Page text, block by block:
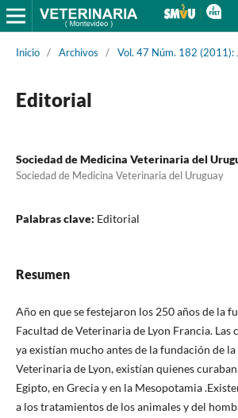
Inicio / Archivos / Vol. 47 Núm. 182 (2011):
Editorial
Sociedad de Medicina Veterinaria del
Sociedad de Medicina Veterinaria del Uruguay
Palabras clave: Editorial
Resumen
Año en que se festejaron los 250 años de la
Facultad de Veterinaria de Lyon Francia. Las
ya existían mucho antes de la fundación de la
Veterinaria de Lyon, existían quienes
Egipto, en Grecia y en la Mesopotamia
a los tratamientos de los animales y del